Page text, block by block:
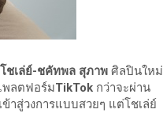
โชเล่ย์-ชคัทพล สุภาพ ศิลปินใหม่
พลตฟอร์มTikTok กว่าจะผ่าน
าสู่วงการแบบสวยๆ แต่โชเล่ย์